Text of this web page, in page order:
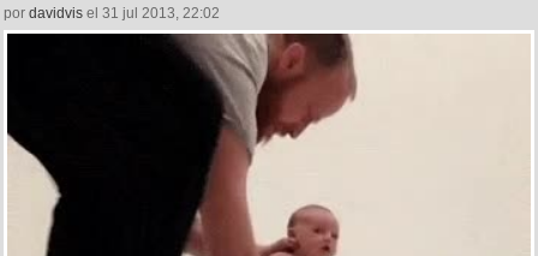
por davidvis el 31 jul 2013, 22:02